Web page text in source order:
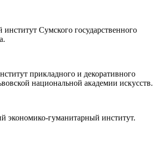
институт Сумского государственного
прикладного и декоративного
национальной академии искусств.
экономико-гуманитарный институт.